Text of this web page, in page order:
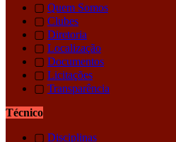
▢ Quem Somos
▢ Clubes
▢ Diretoria
▢ Localização
▢ Documentos
▢ Licitações
▢ Transparência
Técnico
▢ Disciplinas